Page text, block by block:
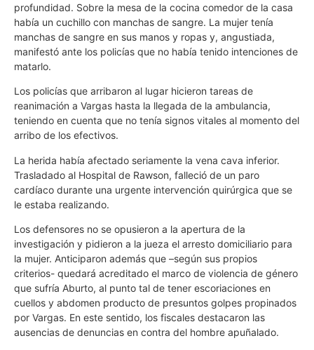
profundidad. Sobre la mesa de la cocina comedor de la casa
había un cuchillo con manchas de sangre. La mujer tenía
manchas de sangre en sus manos y ropas y, angustiada,
manifestó ante los policías que no había tenido intenciones de
matarlo.
Los policías que arribaron al lugar hicieron tareas de
reanimación a Vargas hasta la llegada de la ambulancia,
teniendo en cuenta que no tenía signos vitales al momento del
arribo de los efectivos.
La herida había afectado seriamente la vena cava inferior.
Trasladado al Hospital de Rawson, falleció de un paro
cardíaco durante una urgente intervención quirúrgica que se
le estaba realizando.
Los defensores no se opusieron a la apertura de la
investigación y pidieron a la jueza el arresto domiciliario para
la mujer. Anticiparon además que –según sus propios
criterios- quedará acreditado el marco de violencia de género
que sufría Aburto, al punto tal de tener escoriaciones en
cuellos y abdomen producto de presuntos golpes propinados
por Vargas. En este sentido, los fiscales destacaron las
ausencias de denuncias en contra del hombre apuñalado.